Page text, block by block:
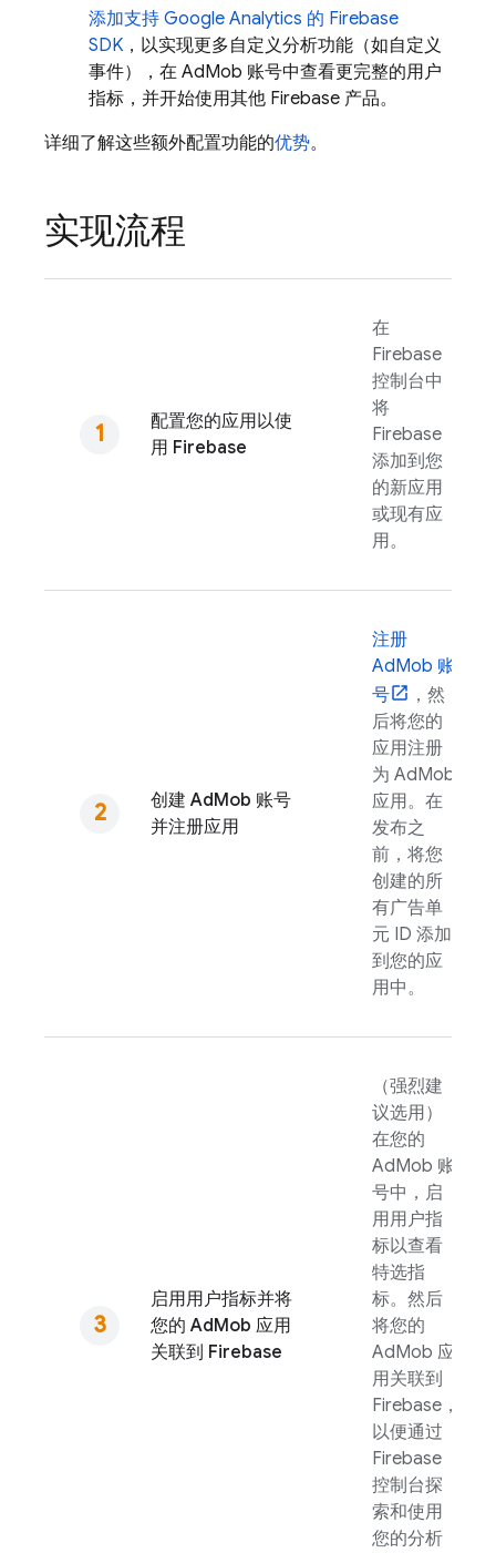
添加支持 Google Analytics 的 Firebase
SDK ，以实现更多自定义分析功能（如自定义
事件），在 AdMob 账号中查看更完整的用户
指标，并开始使用其他 Firebase 产品。
详细了解这些额外配置功能的优势。
实现流程
配置您的应用以使
用 Firebase
在
Firebase
控制台中
将
Firebase
添加到您
的新应用
或现有应
用。
创建 AdMob 账号
并注册应用
注册
AdMob 账
号
，然
后将您的
应用注册
为 AdMob
应用。在
发布之
前，将您
创建的所
有广告单
元 ID 添加
到您的应
用中。
启用用户指标并将
您的 AdMob 应用
关联到 Firebase
（强烈建
议选用）
在您的
AdMob 账
号中，启
用用户指
标以查看
特选指
标。然后
将您的
AdMob 应
用关联到
Firebase，
以便通过
Firebase
控制台探
索和使用
您的分析